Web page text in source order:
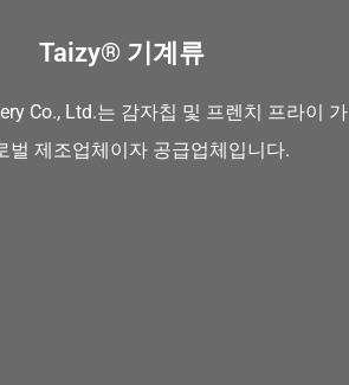
Taizy® 기계류
Co., Ltd.는 감자칩 및 프렌치 프라이 가
벌 제조업체이자 공급업체입니다.